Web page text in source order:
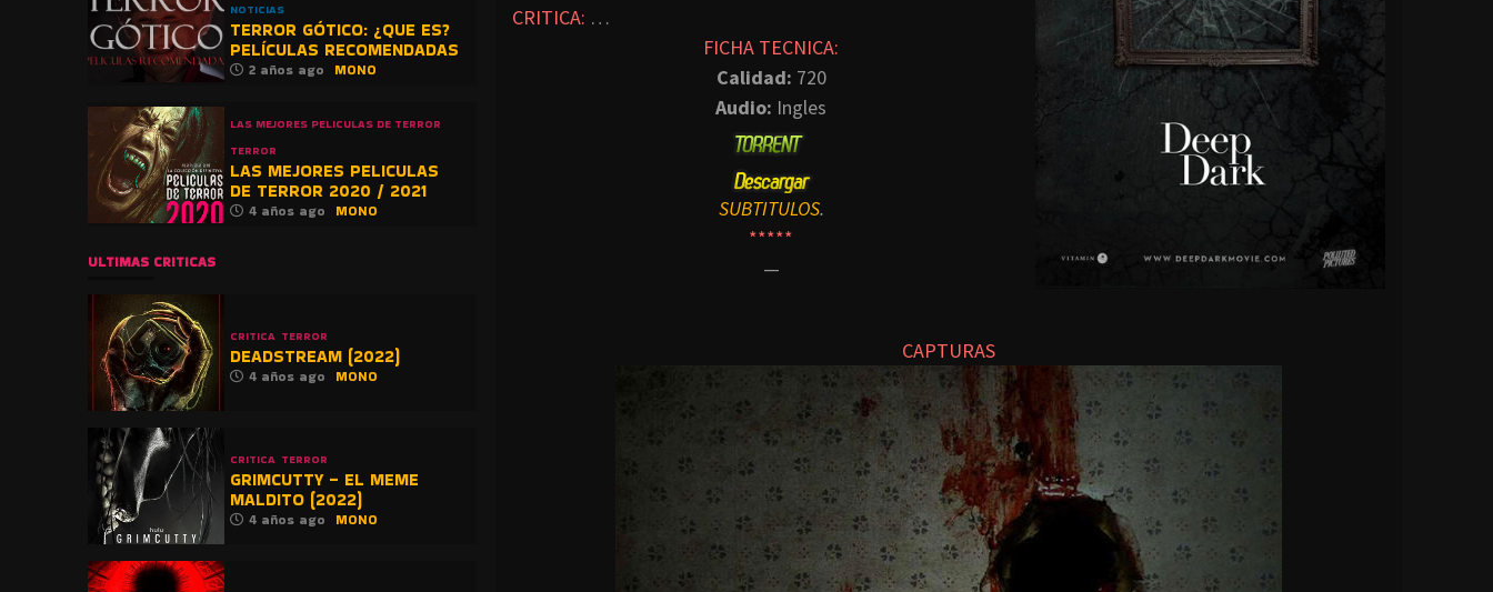
CRITICA: …
FICHA TECNICA:
Calidad: 720
Audio: Ingles
SUBTITULOS.
*****
—
CAPTURAS
NOTICIAS
TERROR GÓTICO: ¿QUE ES?
PELÍCULAS RECOMENDADAS
2 años ago MONO
LAS MEJORES PELICULAS DE TERROR
TERROR
LAS MEJORES PELICULAS
DE TERROR 2020 / 2021
4 años ago MONO
ULTIMAS CRITICAS
CRITICA TERROR
DEADSTREAM (2022)
4 años ago MONO
CRITICA TERROR
GRIMCUTTY – EL MEME
MALDITO (2022)
4 años ago MONO